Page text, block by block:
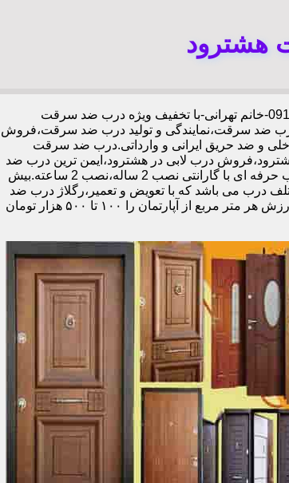
هشترود
،09192211934-خانم تهرانی-با تخفیف ویژه درب ضد سرقت
ضد سرقت،نمایندگی و تولید درب ضد سرقت،فروش
و ضد حریق ایرانی و وارداتی.درب ضد سرقت
درب لابی در هشترود،ایمن ترین درب ضد
سرقت-خرید مستقیم از کارخانه قفل گاوصندوقی کاله،ضد برش و ضد دیلم 100% وارداتی،ورق فولادی دوبل چهارطرفه،عایق حرارت و صوت،اکیپ نصاب حرفه ای با گارانتی نصب 2 ساله،نصب 2 ساعته.بیش
درب می باشد که با تعویض و تعمیر،رگلاژ درب ضد
سرقت،درب لابی و یا درب ورودی ساختمان از جمله عوامل تأثیر گذار در ظاهر کل ساختمان می‌باشد.طبق تحقیقات انجام شده،درب لابی لوکس می‌تواند ارزش هر متر مربع از آپارتمان را ۱۰۰ تا ۵۰۰ هزار تومان